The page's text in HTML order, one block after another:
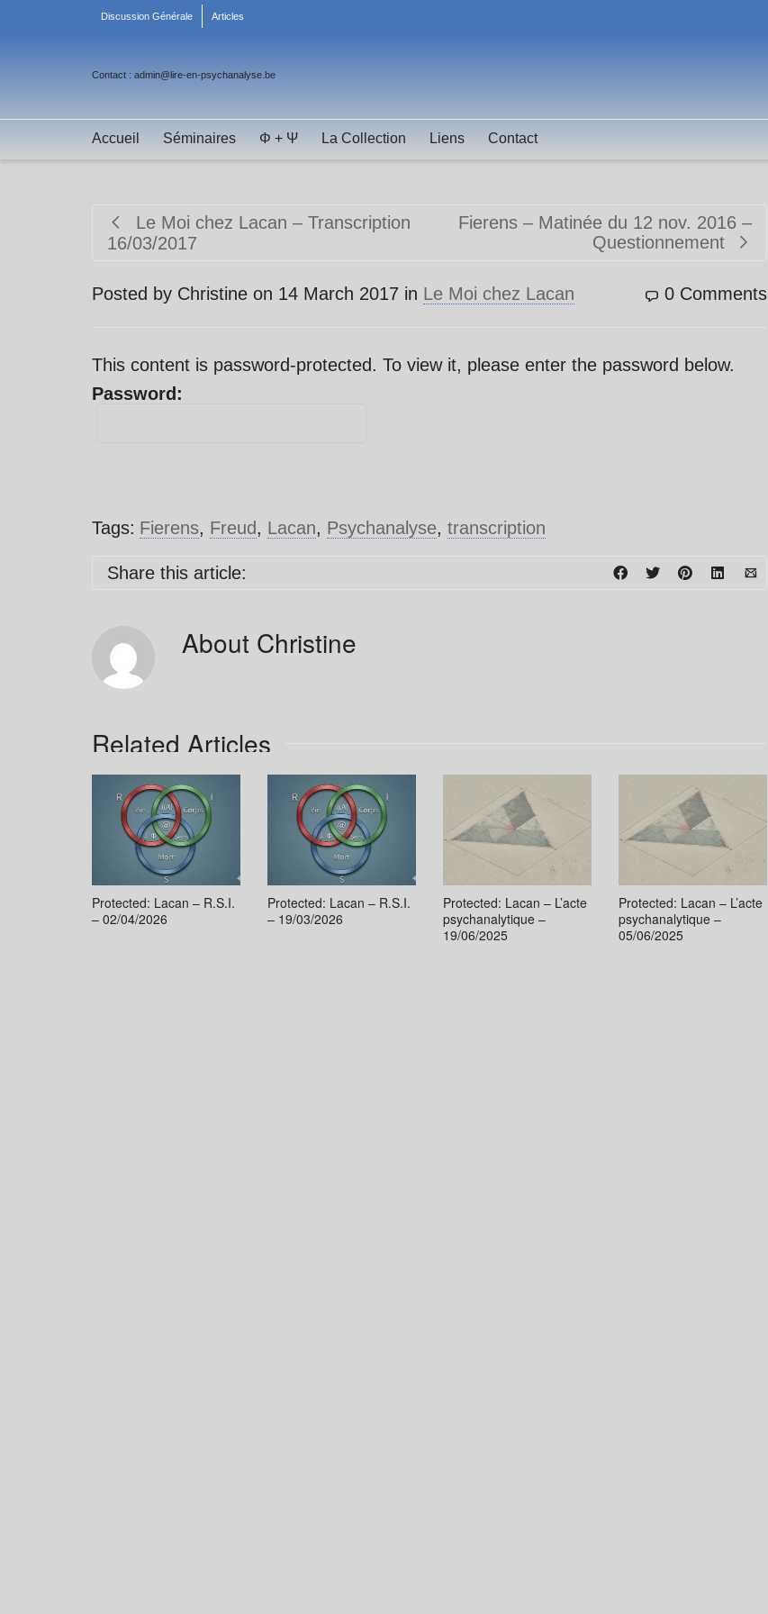
Discussion Générale Articles
Contact : admin@lire-en-psychanalyse.be
Accueil Séminaires Φ + Ψ La Collection Liens Contact
Le Moi chez Lacan – Transcription
16/03/2017
Fierens – Matinée du 12 nov. 2016 –
Questionnement
Posted by Christine on 14 March 2017 in Le Moi chez Lacan 0 Comments
This content is password-protected. To view it, please enter the password below.
Password:
Tags: Fierens, Freud, Lacan, Psychanalyse, transcription
Share this article:
About Christine
Related Articles
Protected: Lacan – R.S.I.
– 02/04/2026
Protected: Lacan – R.S.I.
– 19/03/2026
Protected: Lacan – L’acte
psychanalytique –
19/06/2025
Protected: Lacan – L’acte
psychanalytique –
05/06/2025